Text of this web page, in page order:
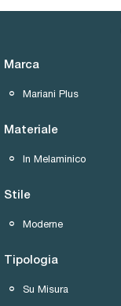
Marca
Mariani Plus
Materiale
In Melaminico
Stile
Moderne
Tipologia
Su Misura